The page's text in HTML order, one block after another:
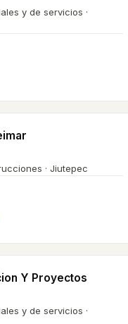
y de servicios ·
· Jiutepec
Y Proyectos
y de servicios ·